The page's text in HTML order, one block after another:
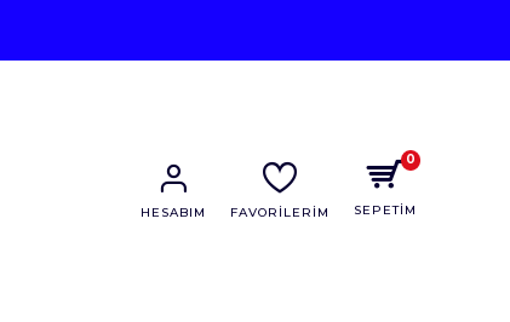
HESABIM FAVORİLERİM SEPETİM
0